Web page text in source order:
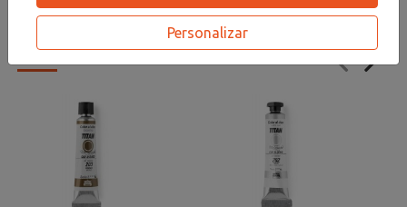
PRODUCTOSRELACIONADOS
Personalizar